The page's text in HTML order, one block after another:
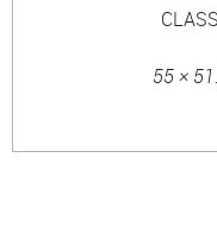
55 ×